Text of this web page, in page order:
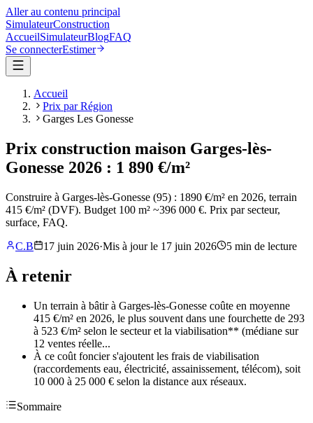
Aller au contenu principal
SimulateurConstruction
AccueilSimulateurBlogFAQ
Se connecterEstimer
Accueil
Prix par Région
Garges Les Gonesse
Prix construction maison Garges-lès-
Gonesse 2026 : 1 890 €/m²
Construire à Garges-lès-Gonesse (95) : 1890 €/m² en 2026, terrain
415 €/m² (DVF). Budget 100 m² ~396 000 €. Prix par secteur,
surface, FAQ.
C.B
17 juin 2026·Mis à jour le 17 juin 2026 5 min de lecture
À retenir
Un terrain à bâtir à Garges-lès-Gonesse coûte en moyenne
415 €/m² en 2026, le plus souvent dans une fourchette de 293
à 523 €/m² selon le secteur et la viabilisation** (médiane sur
12 ventes réelle...
À ce coût foncier s'ajoutent les frais de viabilisation
(raccordements eau, électricité, assainissement, télécom), soit
10 000 à 25 000 € selon la distance aux réseaux.
Sommaire